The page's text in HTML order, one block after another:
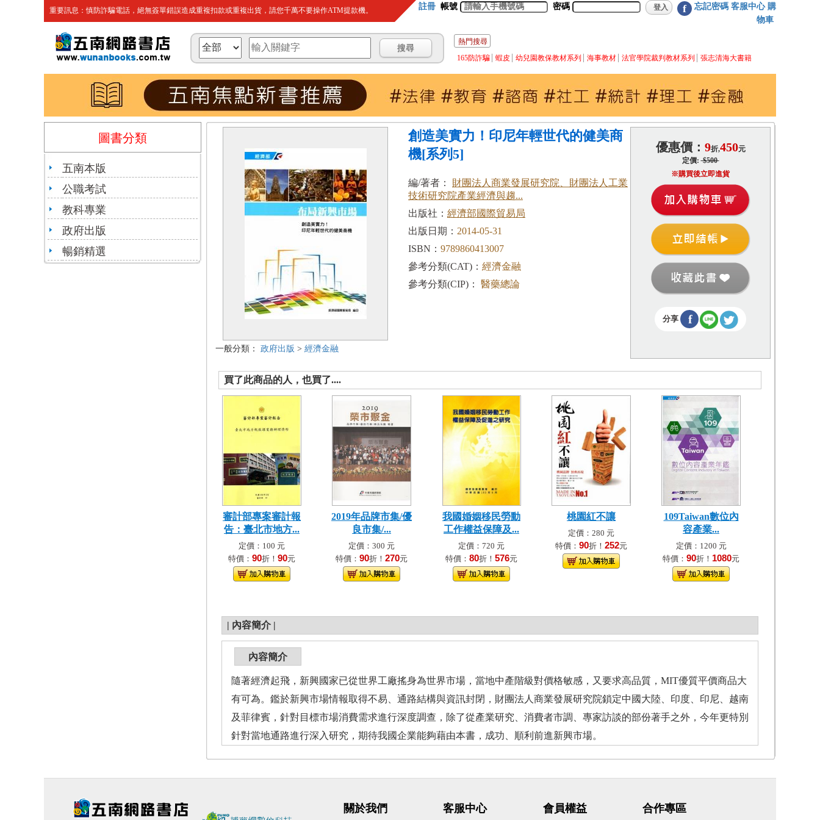
重要訊息：慎防詐騙電話，絕無簽單錯誤造成重複扣款或重複出貨，請您千萬不要操作ATM提款機。 註冊 帳號 密碼 f 忘記密碼 客服中心 購
物車
熱門搜尋
165防詐騙
蝦皮 幼兒園教保教材系列 海事教材 法官學院裁判教材系列 張志清海大書籍
圖書分類
五南本版
公職考試
教科專業
政府出版
暢銷精選
一般分類： 政府出版 > 經濟金融
創造美實力！印尼年輕世代的健美商
機[系列5]
編/著者： 財團法人商業發展研究院、財團法人工業
技術研究院產業經濟與趨...
出版社： 經濟部國際貿易局
出版日期： 2014-05-31
ISBN： 9789860413007
參考分類(CAT)： 經濟金融
參考分類(CIP)：
醫藥總論
優惠價： 9折,450元
定價:$500
※購買後立即進貨
分享 f
買了此商品的人，也買了....
審計部專案審計報
告：臺北市地方...
定價：100 元
特價： 90折！ 90元
2019年品牌市集/優
良市集/...
定價：300 元
特價： 90折！ 270元
我國婚姻移民勞動
工作權益保障及...
定價：720 元
特價： 80折！ 576元
桃園紅不讓
定價：280 元
特價： 90折！ 252元
109Taiwan數位內
容產業...
定價：1200 元
特價： 90折！ 1080元
| 內容簡介 |
內容簡介
隨著經濟起飛，新興國家已從世界工廠搖身為世界市場，當地中產階級對價格敏感，又要求高品質，MIT優質平價商品大
有可為。鑑於新興市場情報取得不易、通路結構與資訊封閉，財團法人商業發展研究院鎖定中國大陸、印度、印尼、越南
及菲律賓，針對目標市場消費需求進行深度調查，除了從產業研究、消費者市調、專家訪談的部份著手之外，今年更特別
針對當地通路進行深入研究，期待我國企業能夠藉由本書，成功、順利前進新興市場。
關於我們 客服中心 會員權益 合作專區